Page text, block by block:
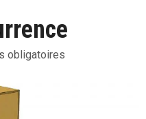
obligatoires